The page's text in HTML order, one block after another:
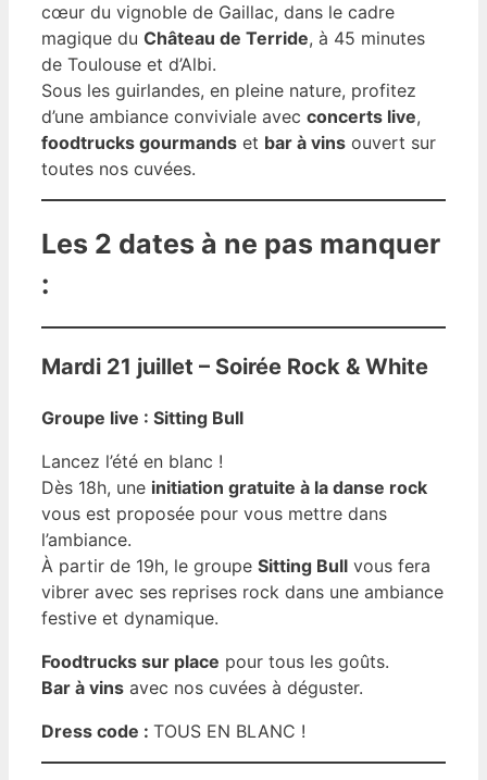
cœur du vignoble de Gaillac, dans le cadre
magique du Château de Terride, à 45 minutes
de Toulouse et d’Albi.
Sous les guirlandes, en pleine nature, profitez
d’une ambiance conviviale avec concerts live,
foodtrucks gourmands et bar à vins ouvert sur
toutes nos cuvées.
Les 2 dates à ne pas manquer
:
Mardi 21 juillet – Soirée Rock & White
Groupe live : Sitting Bull
Lancez l’été en blanc !
Dès 18h, une initiation gratuite à la danse rock
vous est proposée pour vous mettre dans
l’ambiance.
À partir de 19h, le groupe Sitting Bull vous fera
vibrer avec ses reprises rock dans une ambiance
festive et dynamique.
Foodtrucks sur place pour tous les goûts.
Bar à vins avec nos cuvées à déguster.
Dress code : TOUS EN BLANC !